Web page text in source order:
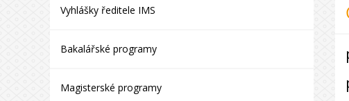
Vyhlášky ředitele IMS
Bakalářské programy
Magisterské programy